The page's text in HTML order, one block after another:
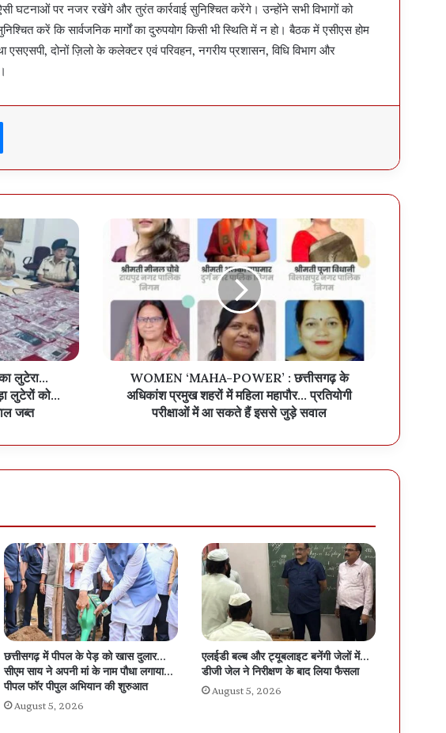
घटनाओं पर नजर रखेंगे और तुरंत कार्रवाई सुनिश्चित करेंगे। उन्होंने सभी विभागों को
करें कि सार्वजनिक मार्गों का दुरुपयोग किसी भी स्थिति में न हो। बैठक में एसीएस होम
दोनों ज़िलो के कलेक्टर एवं परिवहन, नगरीय प्रशासन, विधि विभाग और
लुटेरा…
लुटेरों को…
जब्त
WOMEN ‘MAHA-POWER’ : छत्तीसगढ़ के
अधिकांश प्रमुख शहरों में महिला महापौर… प्रतियोगी
परीक्षाओं में आ सकते हैं इससे जुड़े सवाल
छत्तीसगढ़ में पीपल के पेड़ को खास दुलार…
सीएम साय ने अपनी मां के नाम पौधा लगाया…
पीपल फॉर पीपुल अभियान की शुरुआत
August 5, 2026
एलईडी बल्ब और ट्यूबलाइट बनेंगी जेलों में…
डीजी जेल ने निरीक्षण के बाद लिया फैसला
August 5, 2026